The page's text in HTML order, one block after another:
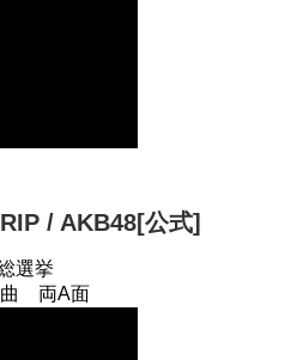
/ AKB48[公式]
選挙
曲 両A面